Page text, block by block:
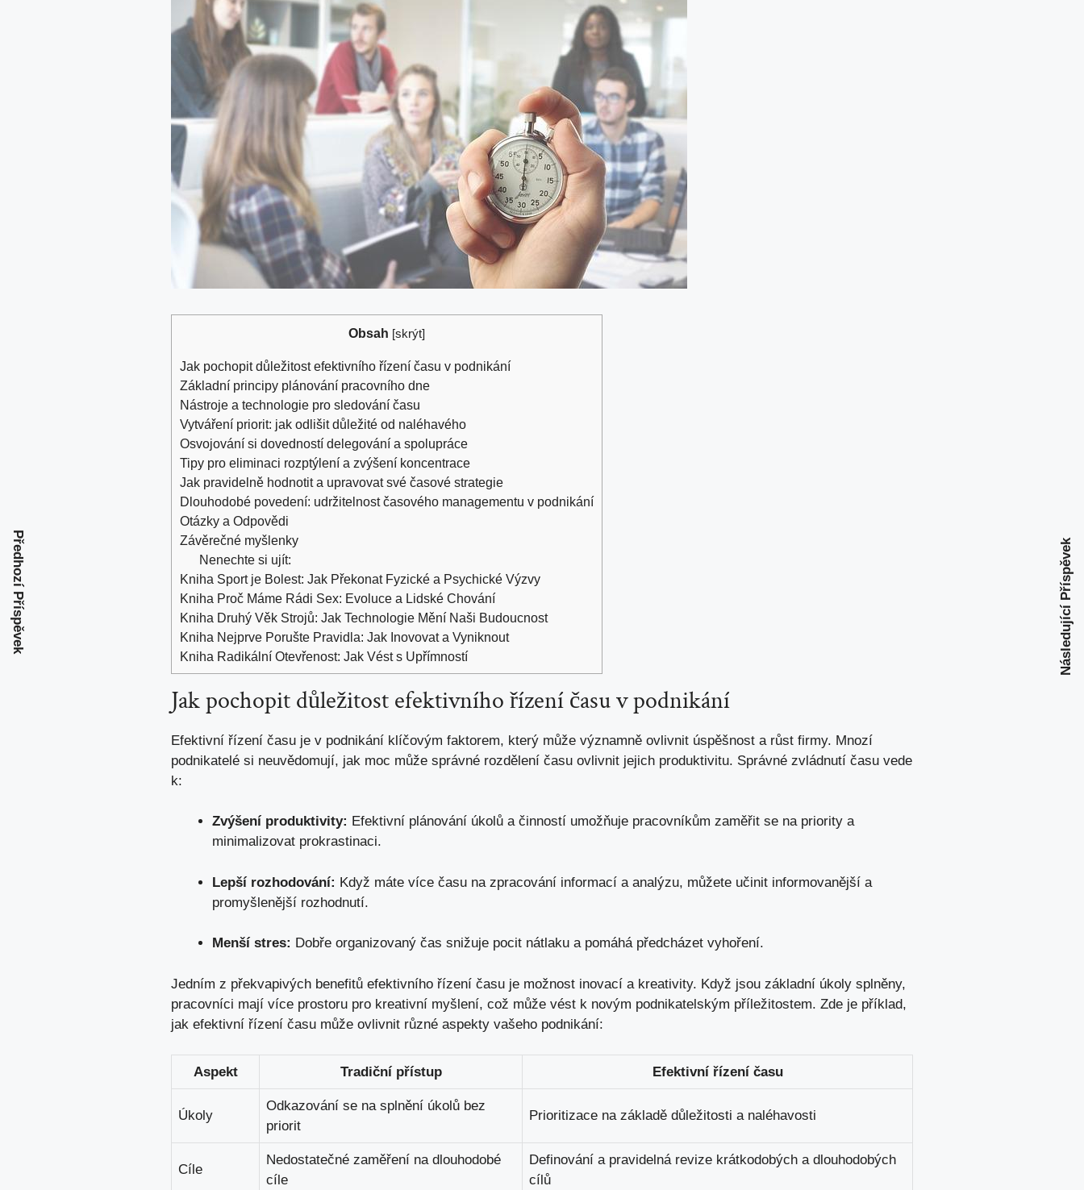
Obsah [skrýt]
Jak pochopit důležitost efektivního řízení času v podnikání
Základní principy plánování pracovního dne
Nástroje a technologie pro sledování času
Vytváření priorit: jak odlišit důležité od naléhavého
Osvojování si dovedností delegování a spolupráce
Tipy pro eliminaci rozptýlení a zvýšení koncentrace
Jak pravidelně hodnotit a upravovat své časové strategie
Dlouhodobé povedení: udržitelnost časového managementu v podnikání
Otázky a Odpovědi
Závěrečné myšlenky
Nenechte si ujít:
Kniha Sport je Bolest: Jak Překonat Fyzické a Psychické Výzvy
Kniha Proč Máme Rádi Sex: Evoluce a Lidské Chování
Kniha Druhý Věk Strojů: Jak Technologie Mění Naši Budoucnost
Kniha Nejprve Porušte Pravidla: Jak Inovovat a Vyniknout
Kniha Radikální Otevřenost: Jak Vést s Upřímností
Jak pochopit důležitost efektivního řízení času v podnikání
Efektivní řízení času je v podnikání klíčovým faktorem, který může významně ovlivnit úspěšnost a růst firmy. Mnozí
podnikatelé si neuvědomují, jak moc může správné rozdělení času ovlivnit jejich produktivitu. Správné zvládnutí času vede
k:
Zvýšení produktivity: Efektivní plánování úkolů a činností umožňuje pracovníkům zaměřit se na priority a
minimalizovat prokrastinaci.
Lepší rozhodování: Když máte více času na zpracování informací a analýzu, můžete učinit informovanější a
promyšlenější rozhodnutí.
Menší stres: Dobře organizovaný čas snižuje pocit nátlaku a pomáhá předcházet vyhoření.
Jedním z překvapivých benefitů efektivního řízení času je možnost inovací a kreativity. Když jsou základní úkoly splněny,
pracovníci mají více prostoru pro kreativní myšlení, což může vést k novým podnikatelským příležitostem. Zde je příklad,
jak efektivní řízení času může ovlivnit různé aspekty vašeho podnikání:
Aspekt Tradiční přístup Efektivní řízení času
Úkoly
Odkazování se na splnění úkolů bez
priorit
Prioritizace na základě důležitosti a naléhavosti
Cíle
Nedostatečné zaměření na dlouhodobé
cíle
Definování a pravidelná revize krátkodobých a dlouhodobých
cílů
Předhozí Příspěvek Následující Příspěvek